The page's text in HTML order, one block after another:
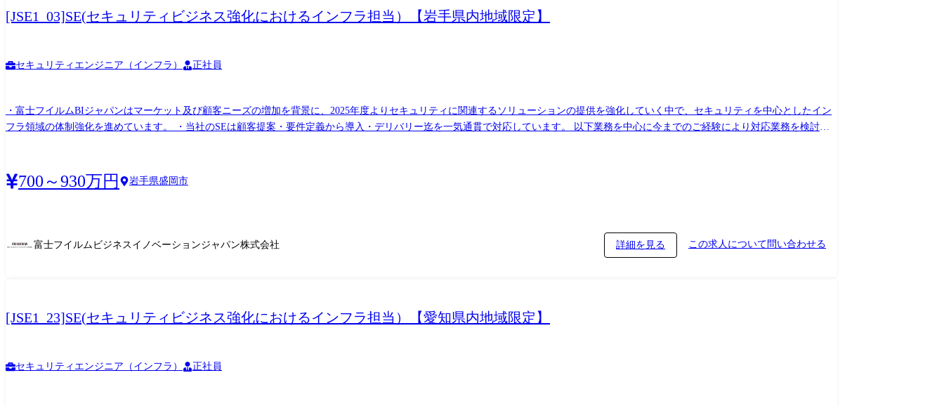
[JSE1_03]SE(セキュリティビジネス強化におけるインフラ担当）【岩手県内地域限定】
セキュリティエンジニア（インフラ） 正社員
・富士フイルムBIジャパンはマーケット及び顧客ニーズの増加を背景に、2025年度よりセキュリティに関連するソリューションの提供を強化していく中で、セキュリティを中心としたイン
フラ領域の体制強化を進めています。 ・当社のSEは顧客提案・要件定義から導入・デリバリー迄を一気通貫で対応しています。 以下業務を中心に今までのご経験により対応業務を検討致
キュリティを中心としたインフラ領域の上流工程からのアプローチ (セキュリティアセスメントやゼロトラストセキュリティのロードマップ策定・推進他) ※当社の顧客向けIT基盤領域を中
心に対応いただきます。
700～930万円 岩手県盛岡市
富士フイルムビジネスイノベーションジャパン株式会社 詳細を見る この求人について問い合わせる
[JSE1_23]SE(セキュリティビジネス強化におけるインフラ担当）【愛知県内地域限定】
セキュリティエンジニア（インフラ） 正社員